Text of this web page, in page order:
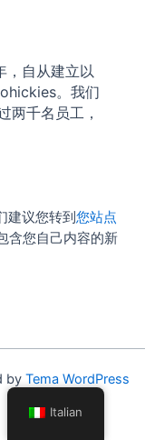
自从建立以
。我们
两千名员工，
建议您转到 您站点
含您自己内容的新
by Tema WordPress
Italian